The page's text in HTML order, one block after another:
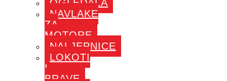
OGLEDALA
NAVLAKE
ZA
MOTORE
NALJEPNICE
LOKOTI
I
BRAVE